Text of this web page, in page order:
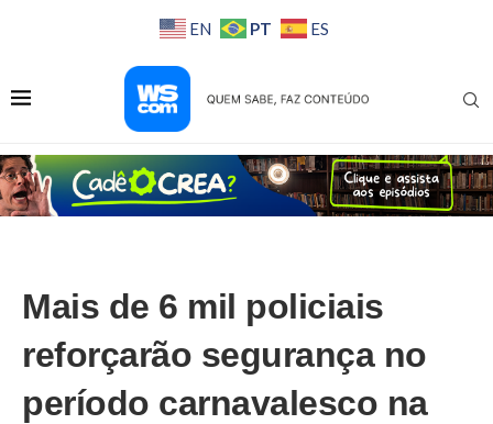
EN PT ES
Mais de 6 mil policiais
reforçarão segurança no
período carnavalesco na